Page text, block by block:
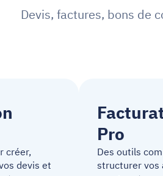
Devis, factures, bons de
créer,
devis et
Pro
Des outils
structurer vos